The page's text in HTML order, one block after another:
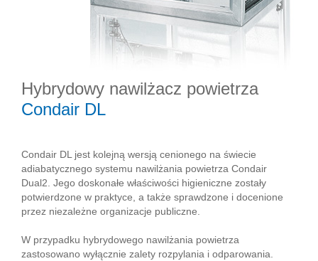
Hybrydowy nawilżacz powietrza
Condair DL
Condair DL jest kolejną wersją cenionego na świecie
adiabatycznego systemu nawilżania powietrza Condair
Dual2. Jego doskonałe właściwości higieniczne zostały
potwierdzone w praktyce, a także sprawdzone i docenione
przez niezależne organizacje publiczne.
W przypadku hybrydowego nawilżania powietrza
zastosowano wyłącznie zalety rozpylania i odparowania.